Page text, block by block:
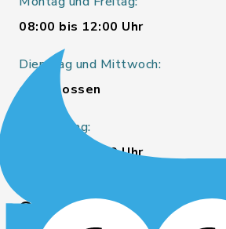
08:00 bis 12:00 Uhr
Dienstag und Mittwoch:
geschlossen
Donnerstag:
14:00 bis 18:00 Uhr
Quicklinks